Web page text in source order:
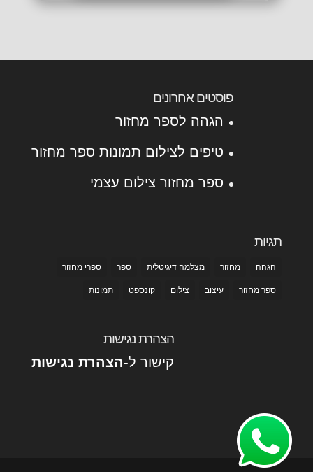
פוסטים אחרונים
הגהה לספר מחזור
טיפים לצילום תמונות ספר מחזור
ספר מחזור צילום עצמי
תגיות
הגהה מחזור מצלמה דיגיטלית ספר ספרי מחזור
ספר מחזור עיצוב צילום קונספט תמונות
הצהרת נגישות
קישור ל-הצהרת נגישות